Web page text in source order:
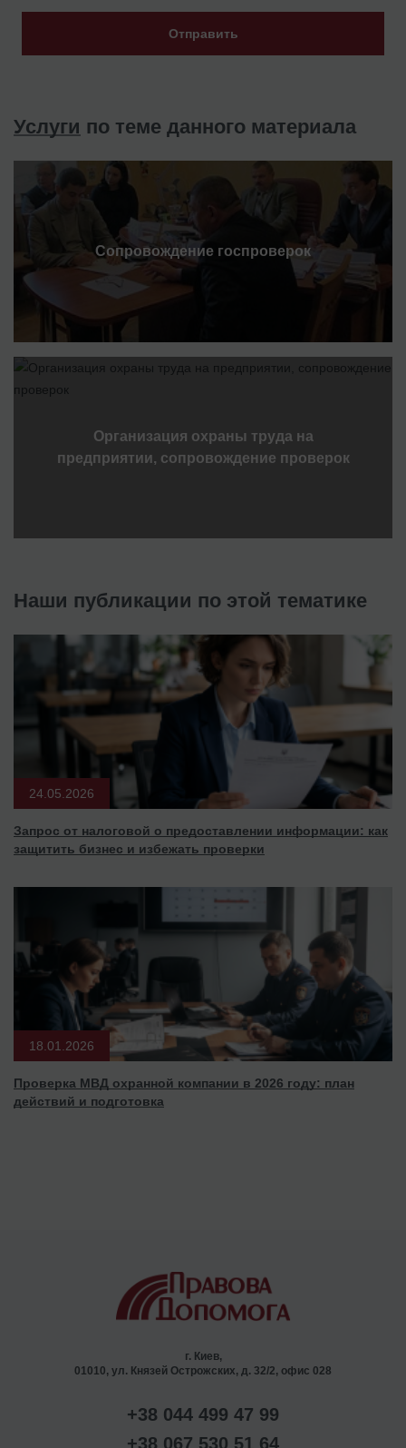
Отправить
Услуги по теме данного материала
Сопровождение госпроверок
Организация охраны труда на
предприятии, сопровождение проверок
Наши публикации по этой тематике
24.05.2026
Запрос от налоговой о предоставлении информации: как
защитить бизнес и избежать проверки
18.01.2026
Проверка МВД охранной компании в 2026 году: план
действий и подготовка
г. Киев,
01010, ул. Князей Острожских, д. 32/2, офис 028
+38 044 499 47 99
+38 067 530 51 64